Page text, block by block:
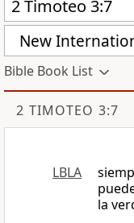
New
Bible Book List
2 TIMOTEO 3:7
LBLA
la